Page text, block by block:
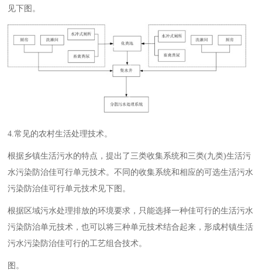
见下图。
4.常见的农村生活处理技术。
根据乡镇生活污水的特点，提出了三类收集系统和三类(九类)生活污
水污染防治佳可行单元技术。不同的收集系统和相应的可选生活污水
污染防治佳可行单元技术见下图。
根据区域污水处理排放的环境要求，只能选择一种佳可行的生活污水
污染防治单元技术，也可以将三种单元技术结合起来，形成村镇生活
污水污染防治佳可行的工艺组合技术。
图。